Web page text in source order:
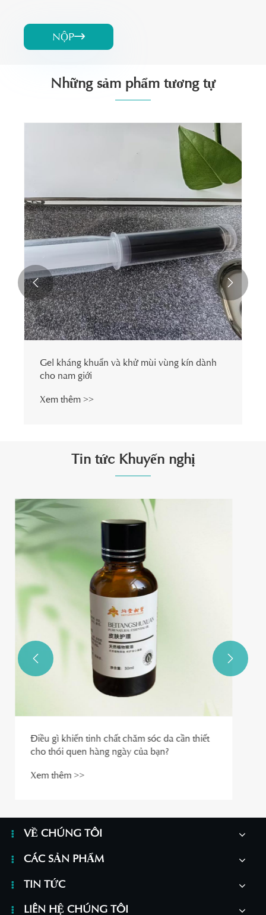
NỘP
Những sảm phẩm tương tự
Gel kháng khuẩn và khử mùi vùng kín dành
cho nam giới
Xem thêm >>
 
Tin tức Khuyến nghị
thuật Microneedling cần thiết cho việc phục
hồi da?
Xem thêm >>
 
VỀ CHÚNG TÔI
CÁC SẢN PHẨM
TIN TỨC
LIÊN HỆ CHÚNG TÔI